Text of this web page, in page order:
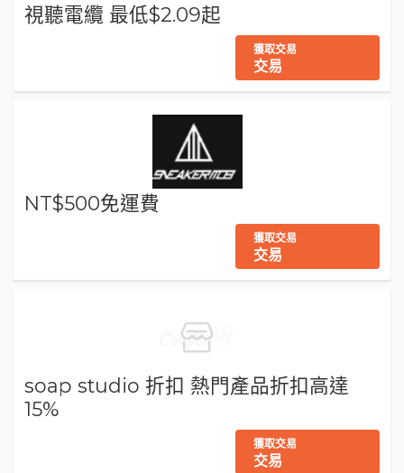
視聽電纜 最低$2.09起
獲取交易
交易
NT$500免運費
獲取交易
交易
soap studio 折扣 熱門產品折扣高達
15%
獲取交易
交易